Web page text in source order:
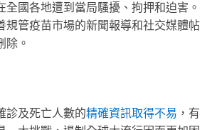
全國各地遭到當局騷擾、拘押和迫害。
規管疫苗市場的新聞報導和社交媒體帖
除。
診及死亡人數的精確資訊取得不易 ，有